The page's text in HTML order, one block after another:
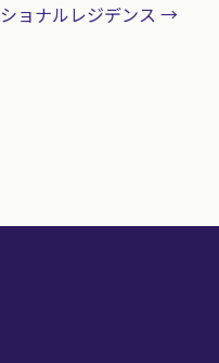
ショナルレジデンス →